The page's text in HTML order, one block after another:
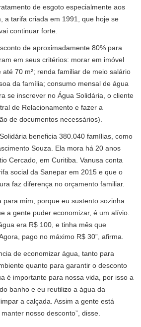
de esgoto especialmente aos
a tarifa criada em 1991, que hoje se
continuar forte.
de aproximadamente 80% para
em seus critérios: morar em imóvel
70 m²; renda familiar de meio salário
da família; consumo mensal de água
se inscrever no Água Solidária, o cliente
de Relacionamento e fazer a
de documentos necessários).
beneficia 380.040 famílias, como
Souza. Ela mora há 20 anos
Cercado, em Curitiba. Vanusa conta
social da Sanepar em 2015 e que o
faz diferença no orçamento familiar.
para mim, porque eu sustento sozinha
a gente puder economizar, é um alívio.
era R$ 100, e tinha mês que
pago no máximo R$ 30”, afirma.
de economizar água, tanto para
quanto para garantir o desconto
é importante para nossa vida, por isso a
banho e eu reutilizo a água da
a calçada. Assim a gente está
nosso desconto”, disse.